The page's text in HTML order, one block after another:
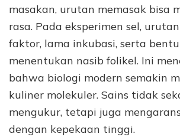
masakan, urutan memasak bisa
rasa. Pada eksperimen sel,
faktor, lama inkubasi, serta
menentukan nasib folikel. Ini
bahwa biologi modern semakin
kuliner molekuler. Sains tidak
mengukur, tetapi juga
dengan kepekaan tinggi.